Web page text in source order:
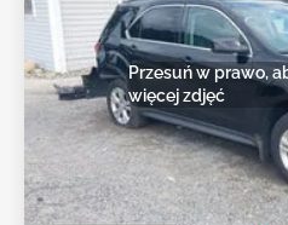
Przesuń w prawo,
więcej zdjęć